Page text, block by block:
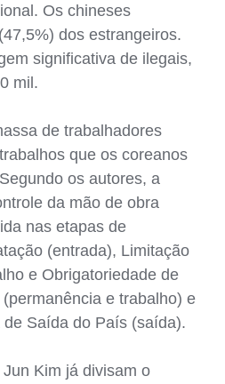
Os chineses
dos estrangeiros.
significativa de ilegais,
mil.
de trabalhadores
que os coreanos
os autores, a
da mão de obra
nas etapas de
(entrada), Limitação
e Obrigatoriedade de
e trabalho) e
Saída do País (saída).
Kim já divisam o